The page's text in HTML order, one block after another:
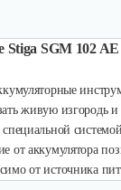
SGM 102 AE
живую изгородь и
от аккумулятора
от источника
Аккумуляторные
325 руб
Кусторез